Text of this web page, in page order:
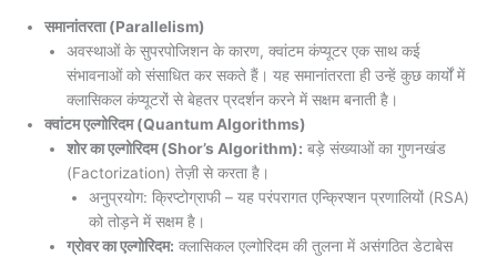
समानांतरता (Parallelism)
अवस्थाओं के सुपरपोजिशन के कारण, क्वांटम कंप्यूटर एक साथ कई
संभावनाओं को संसाधित कर सकते हैं। यह समानांतरता ही उन्हें कुछ कार्यों में
क्लासिकल कंप्यूटरों से बेहतर प्रदर्शन करने में सक्षम बनाती है।
क्वांटम एल्गोरिदम (Quantum Algorithms)
शोर का एल्गोरिदम (Shor’s Algorithm): बड़े संख्याओं का गुणनखंड
(Factorization) तेज़ी से करता है।
अनुप्रयोग: क्रिप्टोग्राफी – यह परंपरागत एन्क्रिप्शन प्रणालियों (RSA)
को तोड़ने में सक्षम है।
ग्रोवर का एल्गोरिदम: क्लासिकल एल्गोरिदम की तुलना में असंगठित डेटाबेस